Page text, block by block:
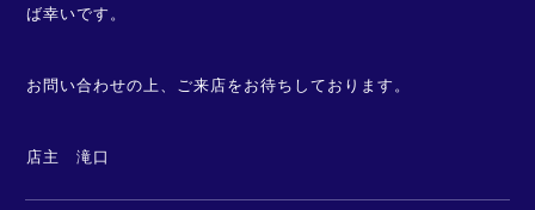
ば幸いです。
お問い合わせの上、ご来店をお待ちしております。
店主 滝口